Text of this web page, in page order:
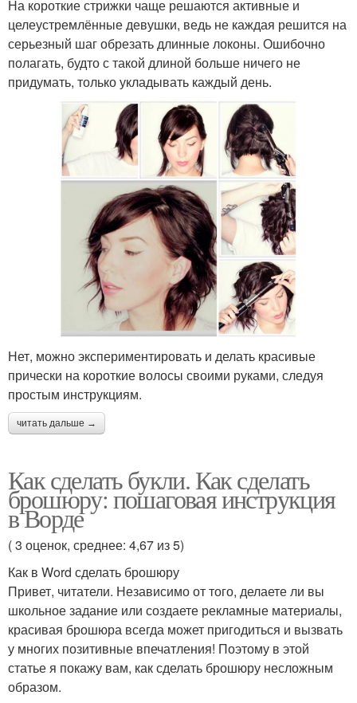
На короткие стрижки чаще решаются активные и
целеустремлённые девушки, ведь не каждая решится на
серьезный шаг обрезать длинные локоны. Ошибочно
полагать, будто с такой длиной больше ничего не
придумать, только укладывать каждый день.
Нет, можно экспериментировать и делать красивые
прически на короткие волосы своими руками, следуя
простым инструкциям.
читать дальше →
Как сделать букли. Как сделать
брошюру: пошаговая инструкция
в Ворде
( 3 оценок, среднее: 4,67 из 5)
Как в Word сделать брошюру
Привет, читатели. Независимо от того, делаете ли вы
школьное задание или создаете рекламные материалы,
красивая брошюра всегда может пригодиться и вызвать
у многих позитивные впечатления! Поэтому в этой
статье я покажу вам, как сделать брошюру несложным
образом.